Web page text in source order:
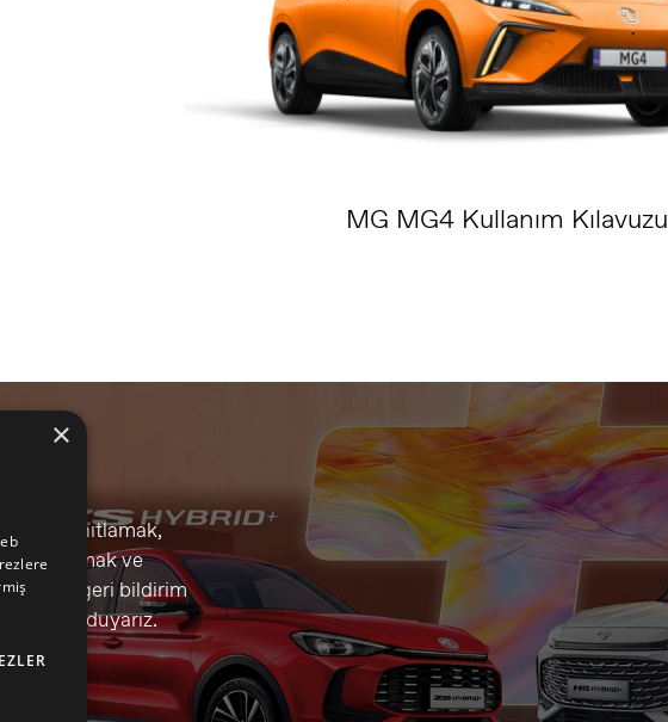
MG MG4 Kullanım Kılavuzu
yanıtlamak,
karşılamak ve
ile ilgili geri bildirim
duyarız.
×